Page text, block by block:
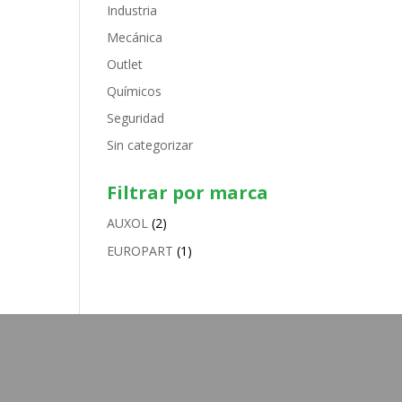
Industria
Mecánica
Outlet
Químicos
Seguridad
Sin categorizar
Filtrar por marca
AUXOL (2)
EUROPART (1)